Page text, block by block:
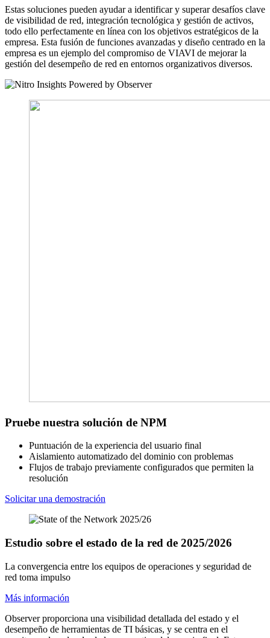
Estas soluciones pueden ayudar a identificar y superar desafíos clave
de visibilidad de red, integración tecnológica y gestión de activos,
todo ello perfectamente en línea con los objetivos estratégicos de la
empresa. Esta fusión de funciones avanzadas y diseño centrado en la
empresa es un ejemplo del compromiso de VIAVI de mejorar la
gestión del desempeño de red en entornos organizativos diversos.
Pruebe nuestra solución de NPM
Puntuación de la experiencia del usuario final
Aislamiento automatizado del dominio con problemas
Flujos de trabajo previamente configurados que permiten la
resolución
Solicitar una demostración
Estudio sobre el estado de la red de 2025/2026
La convergencia entre los equipos de operaciones y seguridad de
red toma impulso
Más información
Observer proporciona una visibilidad detallada del estado y el
desempeño de herramientas de TI básicas, y se centra en el